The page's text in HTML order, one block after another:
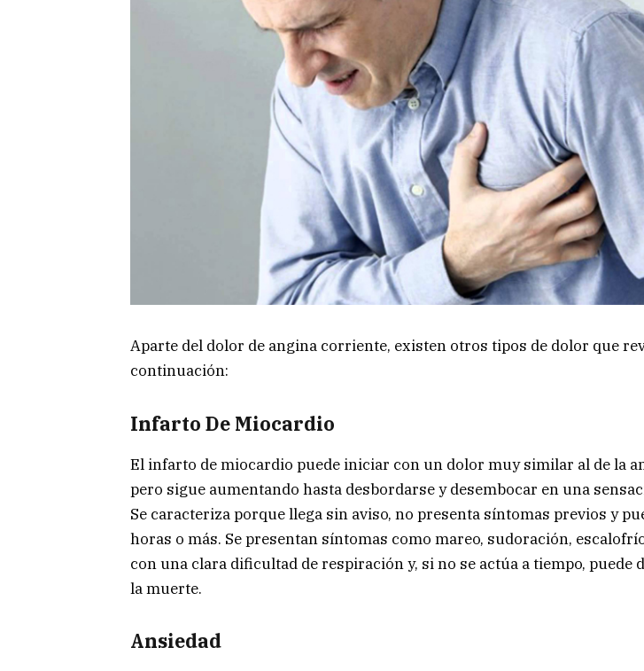
Aparte del dolor de angina corriente, existen otros tipos de dolor que
continuación:
Infarto De Miocardio
El infarto de miocardio puede iniciar con un dolor muy similar al de la
pero sigue aumentando hasta desbordarse y desembocar en una
Se caracteriza porque llega sin aviso, no presenta síntomas previos y
horas o más. Se presentan síntomas como mareo, sudoración,
con una clara dificultad de respiración y, si no se actúa a tiempo, puede
la muerte.
Ansiedad